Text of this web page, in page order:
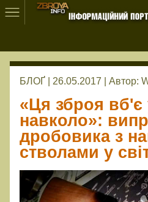
БЛОҐ | 26.05.2017 | Автор:
«Ця зброя вб'є
навколо»:
дробовика з
стволами у